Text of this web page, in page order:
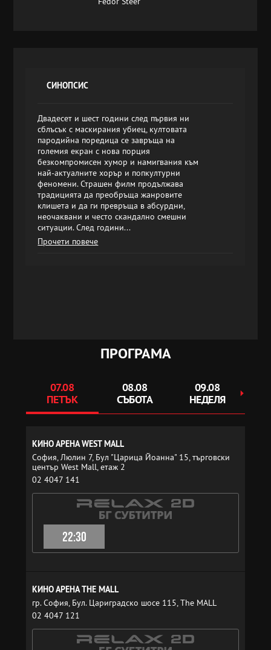
СИНОПСИС
Двадесет и шест години след първия ни
сблъсък с маскирания убиец, култовата
пародийна поредица се завръща на
големия екран с нова порция
безкомпромисен хумор и намигвания към
най-актуалните хорър и попкултурни
феномени. Страшен филм продължава
традицията да преобръща жанровите
клишета и да ги превръща в абсурдни,
неочаквани и често скандално смешни
ситуации. След години...
Прочети повече
ПРОГРАМА
07.08
ПЕТЪК
08.08
СЪБОТА
09.08
НЕДЕЛЯ
КИНО АРЕНА WEST MALL
София, Люлин 7, Бул "Царица Йоанна" 15, търговски
център West Mall, етаж 2
02 4047 141
22:30
КИНО АРЕНА THE MALL
гр. София, Бул. Цариградско шосе 115, The MALL
02 4047 121